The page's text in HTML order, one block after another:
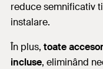
reduce semnificativ
instalare.
În plus, toate
incluse, eliminând